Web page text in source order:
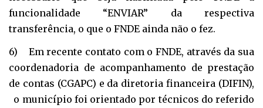
funcionalidade “ENVIAR” da respectiva
transferência, o que o FNDE ainda não o fez.
6) Em recente contato com o FNDE, através da sua
coordenadoria de acompanhamento de prestação
de contas (CGAPC) e da diretoria financeira (DIFIN),
o município foi orientado por técnicos do referido